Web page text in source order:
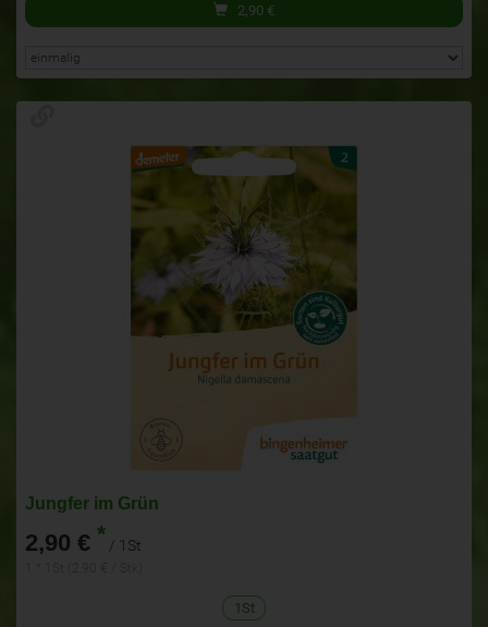
2,90 €
Jungfer im Grün
2,90 € * / 1St
1St